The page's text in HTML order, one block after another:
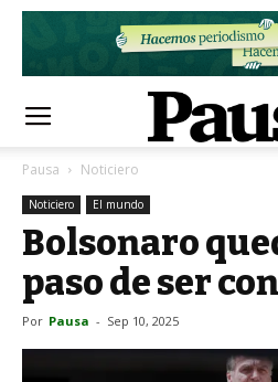
Pausa Noticiero
Noticiero El mundo
Bolsonaro
paso de ser
Por Pausa - Sep 10, 2025